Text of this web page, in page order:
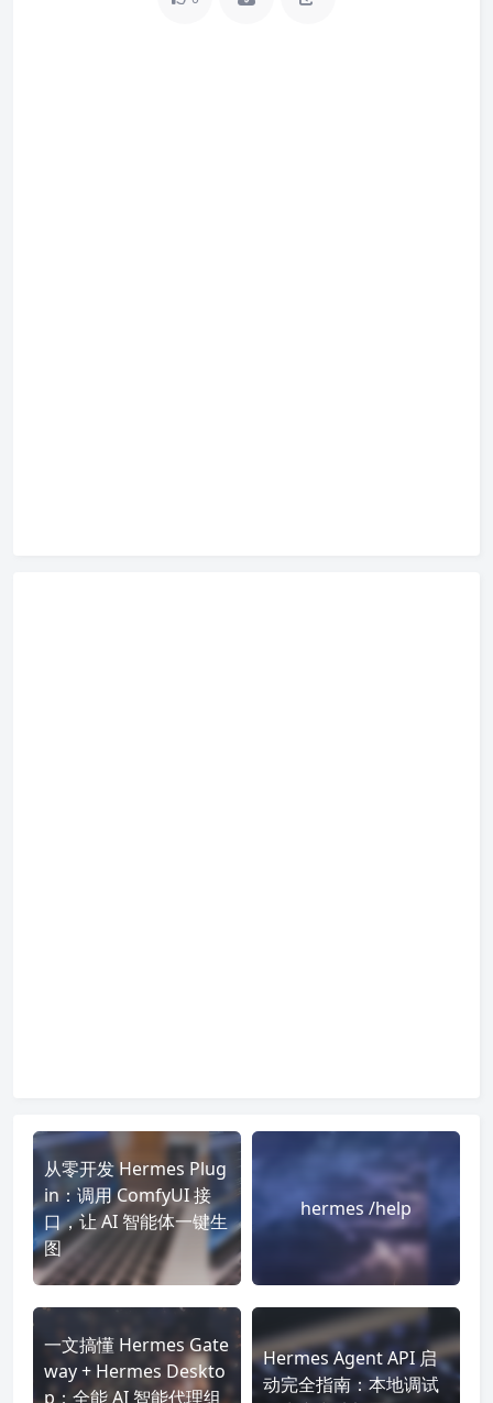
从零开发 Hermes Plug
in：调用 ComfyUI 接
口，让 AI 智能体一键生
图
hermes /help
一文搞懂 Hermes Gate
way + Hermes Deskto
p：全能 AI 智能代理组
Hermes Agent API 启
动完全指南：本地调试